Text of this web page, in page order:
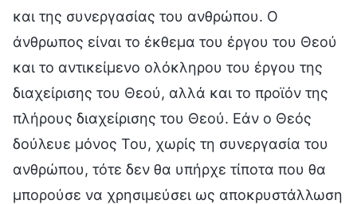
και της συνεργασίας του ανθρώπου. Ο
άνθρωπος είναι το έκθεμα του έργου του Θεού
και το αντικείμενο ολόκληρου του έργου της
διαχείρισης του Θεού, αλλά και το προϊόν της
πλήρους διαχείρισης του Θεού. Εάν ο Θεός
δούλευε μόνος Του, χωρίς τη συνεργασία του
ανθρώπου, τότε δεν θα υπήρχε τίποτα που θα
μπορούσε να χρησιμεύσει ως αποκρυστάλλωση